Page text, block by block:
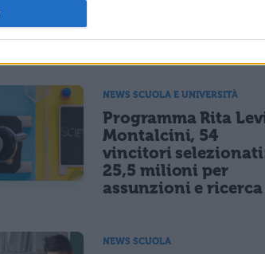
NEWS SCUOLA E UNIVERSITÀ
Programma Rita
Montalcini, 54
vincitori
25,5 milioni per
assunzioni e ricerca
NEWS SCUOLA